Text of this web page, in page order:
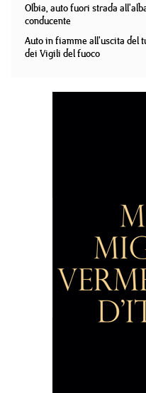
Olbia, auto fuori strada
conducente
Auto in fiamme all'uscita del
dei Vigili del fuoco